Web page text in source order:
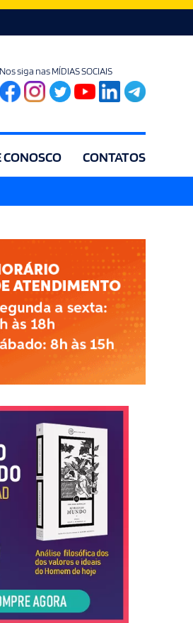
Nos siga nas MÍDIAS SOCIAIS
CONTATOS